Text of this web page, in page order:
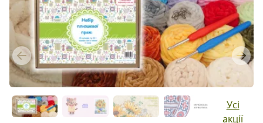
Previous Next
Усі
акції